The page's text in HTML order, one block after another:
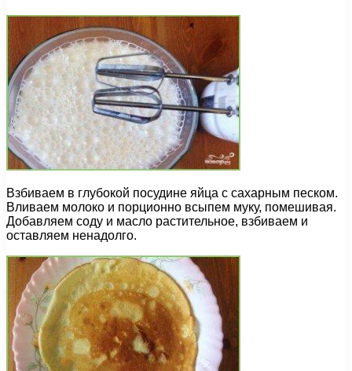
Взбиваем в глубокой посудине яйца с сахарным песком.
Вливаем молоко и порционно всыпем муку, помешивая.
Добавляем соду и масло растительное, взбиваем и
оставляем ненадолго.